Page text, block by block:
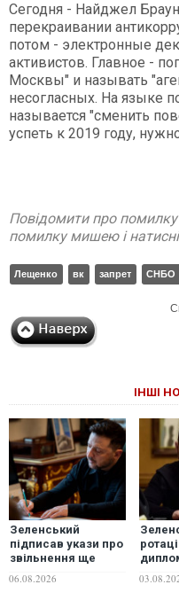
Сегодня - Найджел
перекраивании
потом - электронные
активистов. Главное -
Москвы" и называть
несогласных. На языке
называется "сменить
успеть к 2019 году,
Повідомити про помилку
помилку мишею і
Лещенко вк запрет СНБО
ІНШІ
Зеленський
підписав укази про
звільнення ще
06.08.2026
про